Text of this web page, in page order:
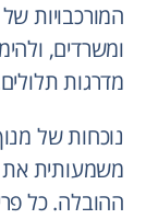
המורכבויות של
ומשרדים,
מדרגות
נוכחות של
משמעותית את
ההובלה. כל